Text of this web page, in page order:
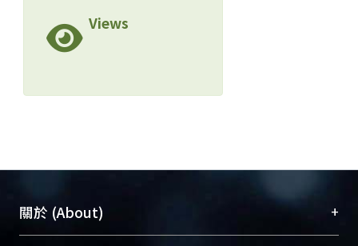
Views
關於 (About) +